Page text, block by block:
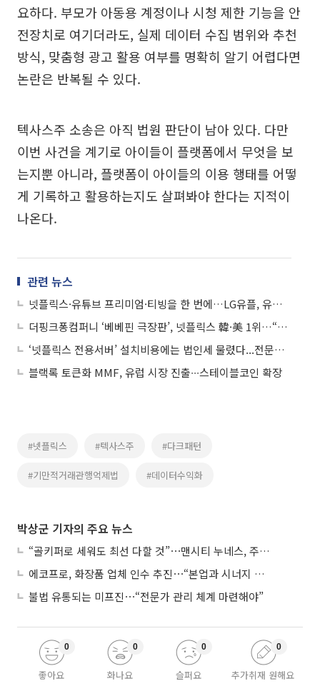
요하다. 부모가 아동용 계정이나 시청 제한 기능을 안
전장치로 여기더라도, 실제 데이터 수집 범위와 추천
방식, 맞춤형 광고 활용 여부를 명확히 알기 어렵다면
논란은 반복될 수 있다.
텍사스주 소송은 아직 법원 판단이 남아 있다. 다만
이번 사건을 계기로 아이들이 플랫폼에서 무엇을 보
는지뿐 아니라, 플랫폼이 아이들의 이용 행태를 어떻
게 기록하고 활용하는지도 살펴봐야 한다는 지적이
나온다.
관련 뉴스
넷플릭스·유튜브 프리미엄·티빙을 한 번에…LG유플, 유독 ‘더블스트리밍 연간권’ 혜택
더핑크퐁컴퍼니 ‘베베핀 극장판’, 넷플릭스 韓·美 1위…“시즌5 공개해 글로벌 IP 파워↑”
‘넷플릭스 전용서버’ 설치비용에는 법인세 물렸다...전문가 ”정교한 과세논리 세워야”
블랙록 토큰화 MMF, 유럽 시장 진출∙∙∙스테이블코인 확장
#넷플릭스 #텍사스주 #다크패턴
#기만적거래관행억제법 #데이터수익화
박상군 기자의 주요 뉴스
“골키퍼로 세워도 최선 다할 것”⋯맨시티 누네스, 주전 경쟁 각오
에코프로, 화장품 업체 인수 추진⋯“본업과 시너지 부족”
불법 유통되는 미프진⋯“전문가 관리 체계 마련해야”
좋아요
0
화나요
0
슬퍼요
0
추가취재 원해요
0